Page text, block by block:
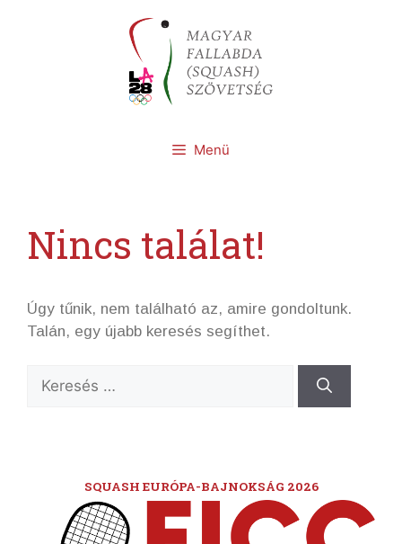
Menü
Nincs találat!
Úgy tűnik, nem található az, amire gondoltunk.
Talán, egy újabb keresés segíthet.
Keresés:
SQUASH EURÓPA-BAJNOKSÁG 2026